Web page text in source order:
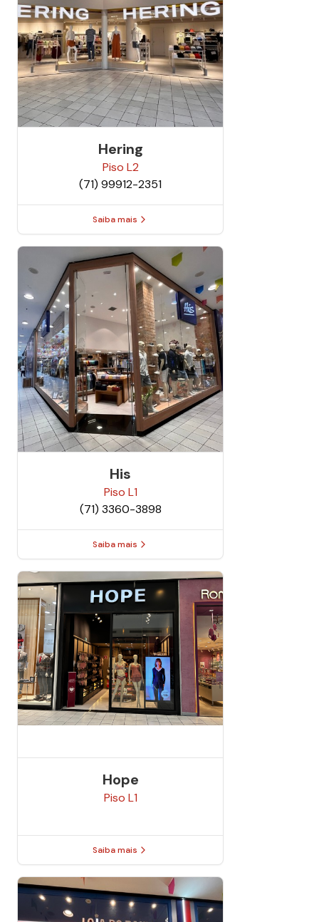
Hering
Piso L2
(71) 99912-2351
Saiba mais
His
Piso L1
(71) 3360-3898
Saiba mais
Hope
Piso L1
Saiba mais